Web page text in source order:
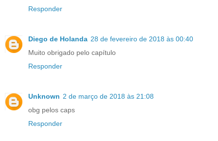
Responder
Diego de Holanda 28 de fevereiro de 2018 às 00:40
Muito obrigado pelo capítulo
Responder
Unknown 2 de março de 2018 às 21:08
obg pelos caps
Responder